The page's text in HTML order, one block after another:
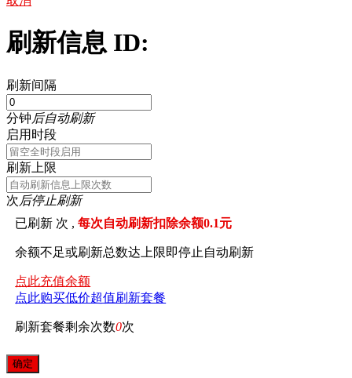
刷新信息 ID:
刷新间隔
分钟后自动刷新
启用时段
刷新上限
次后停止刷新
已刷新 次 ,每次自动刷新扣除余额0.1元
余额不足或刷新总数达上限即停止自动刷新
点此充值余额
点此购买低价超值刷新套餐
刷新套餐剩余次数0次